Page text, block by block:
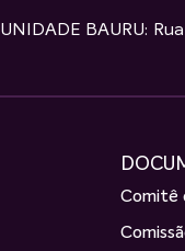
UNIDADE BAURU:
Comitê